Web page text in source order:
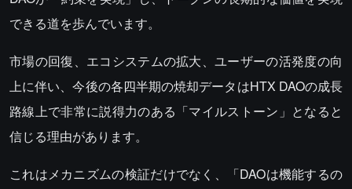
できる道を歩んでいます。
市場の回復、エコシステムの拡大、ユーザーの活発度の向
上に伴い、今後の各四半期の焼却データはHTX DAOの成長
路線上で非常に説得力のある「マイルストーン」となると
信じる理由があります。
これはメカニズムの検証だけでなく、「DAOは機能するの